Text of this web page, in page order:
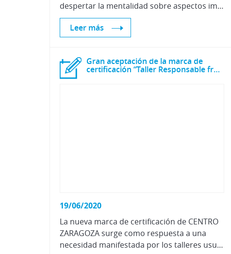
despertar la mentalidad sobre aspectos importantes en la visión general de una empresa, como son los talleres de reparación o los concesionarios de vehículos, cuya adopción de conceptos y filosofía de trabajo repercuten directamente en la mejora de la rentabilidad y la satisfacción del cliente.
Leer más
Gran aceptación de la marca de
certificación “Taller Responsable frente al SARS-CoV-2”
19/06/2020
La nueva marca de certificación de CENTRO
ZARAGOZA surge como respuesta a una
necesidad manifestada por los talleres usuarios de sus servicios de certificación